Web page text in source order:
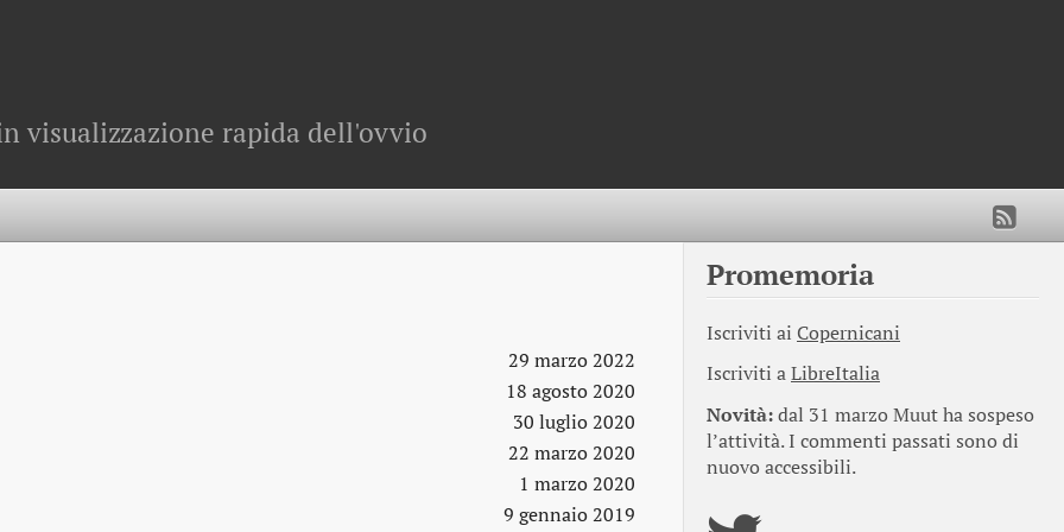
visualizzazione rapida dell'ovvio
29 marzo 2022
18 agosto 2020
30 luglio 2020
22 marzo 2020
1 marzo 2020
9 gennaio 2019
Promemoria
Iscriviti ai Copernicani
Iscriviti aLibreItalia
Novità:dal 31 marzo Muut ha sospeso
l’attività. I commenti passati sono di
nuovo accessibili.